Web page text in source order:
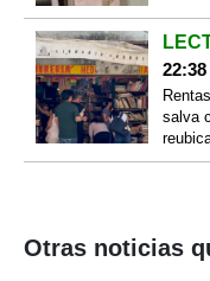
22:38
salva
Otras noticias